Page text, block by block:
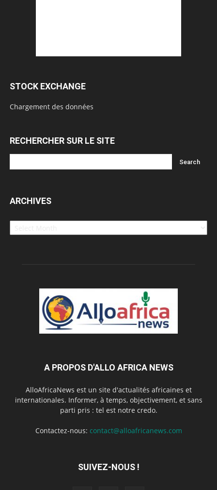
STOCK EXCHANGE
Chargement des données
RECHERCHER SUR LE SITE
ARCHIVES
Archives
A PROPOS D'ALLO AFRICA NEWS
AlloAfricaNews est un site d'actualités africaines et
internationales. Informer, à temps, objectivement, et sans
parti pris : tel est notre credo.
Contactez-nous: contact@alloafricanews.com
SUIVEZ-NOUS !